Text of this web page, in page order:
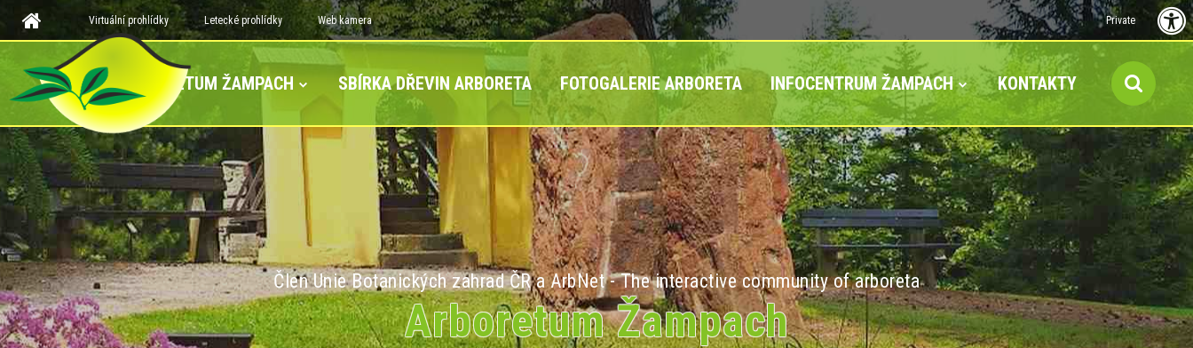
Virtuální prohlídky Letecké prohlídky Web kamera Private
ARBORETUM ŽAMPACH SBÍRKA DŘEVIN ARBORETA FOTOGALERIE ARBORETA INFOCENTRUM ŽAMPACH KONTAKTY
Člen Unie Botanických zahrad ČR a ArbNet - The interactive community of arboreta
Arboretum Žampach